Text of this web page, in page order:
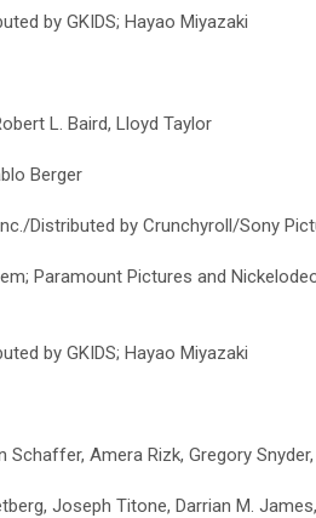
by GKIDS; Hayao Miyazaki
L. Baird, Lloyd Taylor
Berger
Distributed by Crunchyroll/Sony
Paramount Pictures and
by GKIDS; Hayao Miyazaki
Amera Rizk, Gregory
Joseph Titone, Darrian M.